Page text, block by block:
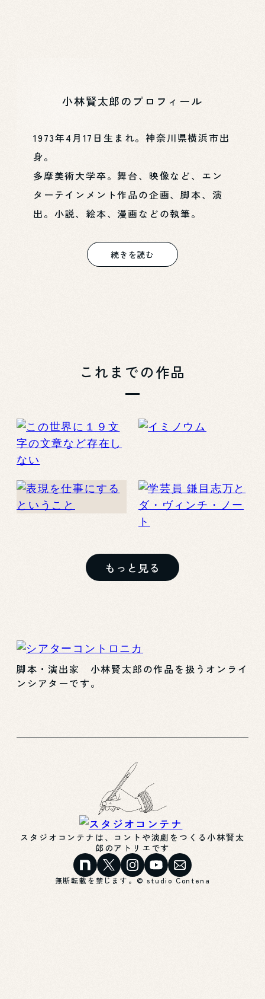
小林賢太郎のプロフィール
1973年4月17日生まれ。神奈川県横浜市出
身。
多摩美術大学卒。舞台、映像など、エン
ターテインメント作品の企画、脚本、演
出。小説、絵本、漫画などの執筆。
続きを読む
これまでの作品
もっと見る
脚本・演出家 小林賢太郎の作品を扱うオンライ
ンシアターです。
スタジオコンテナは、コントや演劇をつくる小林賢太
郎のアトリエです
無断転載を禁じます。© studio Contena